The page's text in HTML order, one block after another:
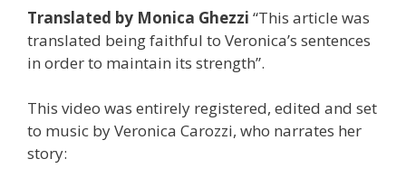
Translated by Monica Ghezzi “This article was
translated being faithful to Veronica’s sentences
in order to maintain its strength”.
This video was entirely registered, edited and set
to music by Veronica Carozzi, who narrates her
story: